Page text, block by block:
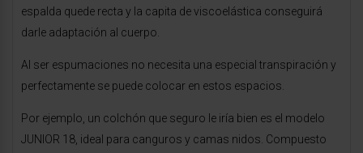
espalda quede recta y la capita de viscoelástica conseguirá
darle adaptación al cuerpo.
Al ser espumaciones no necesita una especial transpiración y
perfectamente se puede colocar en estos espacios.
Por ejemplo, un colchón que seguro le iría bien es el modelo
JUNIOR 18, ideal para canguros y camas nidos. Compuesto